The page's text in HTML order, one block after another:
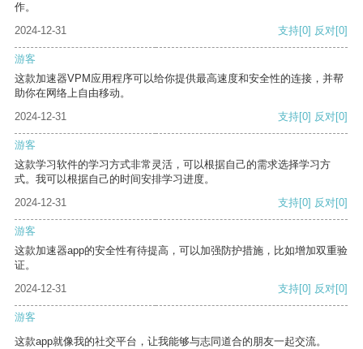
作。
2024-12-31
支持[0] 反对[0]
游客
这款加速器VPM应用程序可以给你提供最高速度和安全性的连接，并帮
助你在网络上自由移动。
2024-12-31
支持[0] 反对[0]
游客
这款学习软件的学习方式非常灵活，可以根据自己的需求选择学习方
式。我可以根据自己的时间安排学习进度。
2024-12-31
支持[0] 反对[0]
游客
这款加速器app的安全性有待提高，可以加强防护措施，比如增加双重验
证。
2024-12-31
支持[0] 反对[0]
游客
这款app就像我的社交平台，让我能够与志同道合的朋友一起交流。